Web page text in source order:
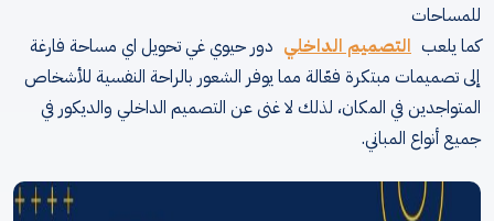
للمساحات
كما يلعب التصميم الداخلي دور حيوي غي تحويل اي مساحة فارغة
إلى تصميمات مبتكرة فعّالة مما يوفر الشعور بالراحة النفسية للأشخاص
المتواجدين في المكان، لذلك لا غنى عن التصميم الداخلي والديكور في
جميع أنواع المباني.